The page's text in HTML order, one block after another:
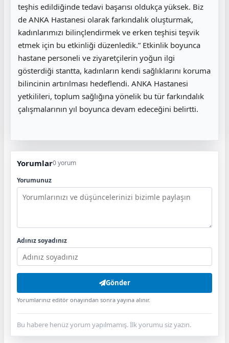
teşhis edildiğinde tedavi başarısı oldukça yüksek. Biz
de ANKA Hastanesi olarak farkındalık oluşturmak,
kadınlarımızı bilinçlendirmek ve erken teşhisi teşvik
etmek için bu etkinliği düzenledik.” Etkinlik boyunca
hastane personeli ve ziyaretçilerin yoğun ilgi
gösterdiği stantta, kadınların kendi sağlıklarını koruma
bilincinin artırılması hedeflendi. ANKA Hastanesi
yetkilileri, toplum sağlığına yönelik bu tür farkındalık
çalışmalarının yıl boyunca devam edeceğini belirtti.
Yorumlar0 yorum
Yorumunuz
Adınız soyadınız
Gönder
Yorumlarınız editör onayından sonra yayına alınır.
Bu habere henüz yorum yapılmamış. İlk yorumu siz yazın.